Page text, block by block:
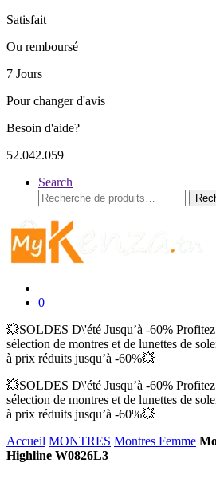
Satisfait
Ou remboursé
7 Jours
Pour changer d'avis
Besoin d'aide?
52.042.059
Search
Recherche
pour :
0
💥SOLDES D\'été Jusqu’à -60%
sélection de montres et de lunettes de
à prix réduits jusqu’à -60%💥
💥SOLDES D\'été Jusqu’à -60%
sélection de montres et de lunettes de
à prix réduits jusqu’à -60%💥
Accueil MONTRES Montres Femme
Highline W0826L3